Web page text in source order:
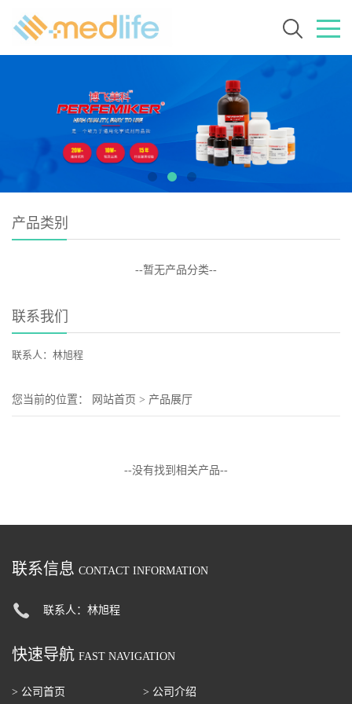
产品类别
--暂无产品分类--
联系我们
联系人：林旭程
您当前的位置： 网站首页 > 产品展厅
--没有找到相关产品--
联系信息 CONTACT INFORMATION
联系人：林旭程
快速导航 FAST NAVIGATION
> 公司首页 > 公司介绍